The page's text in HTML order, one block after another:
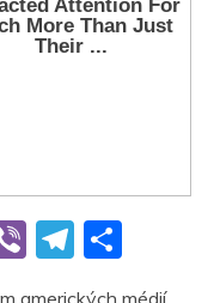
Vi T
amerických médií